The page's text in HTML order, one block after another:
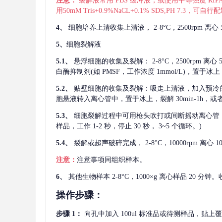
用50mM Tris+0.9%NaCL+0.1% SDS,PH 7.3，可自行
4、 细胞培养上清收集上清液， 2-8°C，2500rpm 离
5、 细胞裂解液
5.1、 悬浮细胞的收集及裂解：
2-8°C，2500rpm 离
白酶抑制剂(如 PMSF，工作浓度 1mmol/L)，置于冰
5.2、
贴壁细胞的收集及裂解：吸走上清液，加入预冷
胞悬液转入离心管中，置于冰上，裂解 30min-1h，或
5.3、
细胞裂解过程中可用枪头吹打或间断摇动离心管
样品，工作 1-2 秒，停止 30 秒， 3~5 个循环。)
5.4、 裂解或超声破碎完成， 2-8°C，10000rpm 离心
注意： 注意事项同组织样本。
6、 其他生物样本 2-8°C，1000×g 离心样品 20 分钟
操作步骤：
步骤 1： 向孔中加入 100ul 标准品或待测样品，贴上